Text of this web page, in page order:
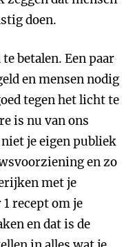
doen.
betalen. Een paar
en mensen nodig
tegen het licht te
is nu van ons
je eigen publiek
en zo
met je
recept om je
en dat is de